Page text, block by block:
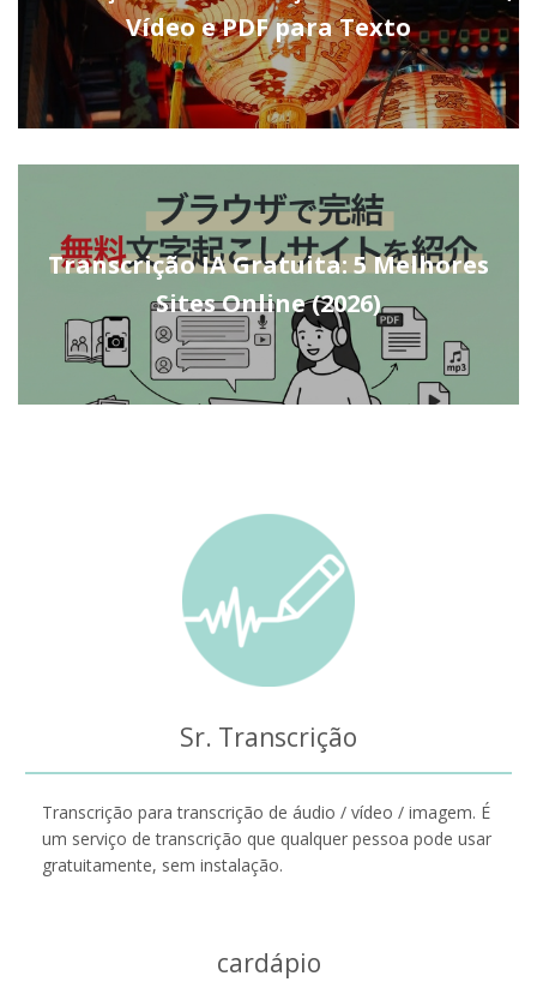
Vídeo e PDF para Texto
Transcrição IA Gratuita: 5 Melhores
Sites Online (2026)
Sr. Transcrição
Transcrição para transcrição de áudio / vídeo / imagem. É
um serviço de transcrição que qualquer pessoa pode usar
gratuitamente, sem instalação.
cardápio